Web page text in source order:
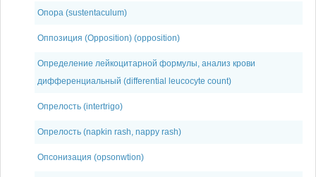
Опора (sustentaculum)
Оппозиция (Opposition) (opposition)
Определение лейкоцитарной формулы, анализ крови
дифференциальный (differential leucocyte count)
Опрелость (intertrigo)
Опрелость (napkin rash, nappy rash)
Опсонизация (opsonwtion)